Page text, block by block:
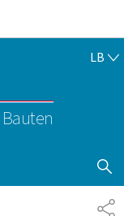
LB
SHOW